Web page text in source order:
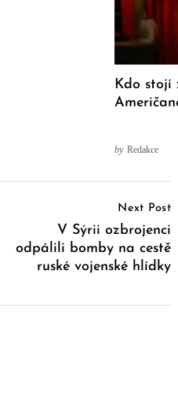
Kdo stojí
by Redakce
Next Post
V Sýrii ozbrojenci
odpálili bomby na cestě
ruské vojenské hlídky